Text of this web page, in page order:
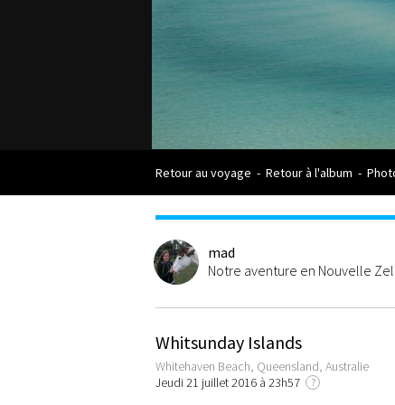
Retour au voyage - Retour à l'album -
mad
Notre aventure en Nouvelle
Whitsunday Islands
Whitehaven Beach, Queensland, Australie
Jeudi 21 juillet 2016 à 23h57
?